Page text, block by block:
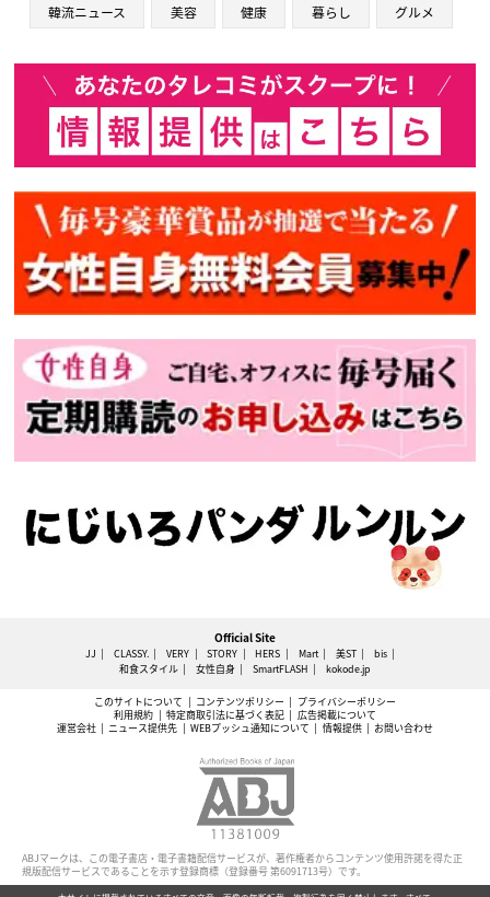
韓流ニュース 美容 健康 暮らし グルメ
Official Site
JJ CLASSY. VERY STORY HERS Mart 美ST
bis
和食スタイル
女性自身 SmartFLASH kokode.jp
このサイトについて コンテンツポリシー
プライバシーポリシー
利用規約
特定商取引法に基づく表記
広告掲載について
運営会社
ニュース提供先 WEBプッシュ通知について 情報提供 お問い合わせ
ABJマークは、この電子書店・電子書籍配信サービスが、著作権者からコンテンツ使用許諾を得た正
規版配信サービスであることを示す登録商標（登録番号 第6091713号）です。